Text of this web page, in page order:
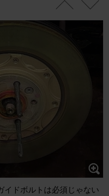
イドボルトは必須じゃない